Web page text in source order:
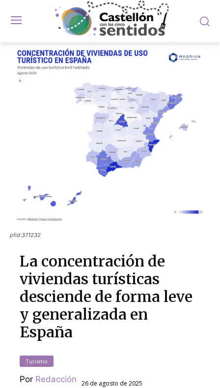
pfid:371232
La concentración de
viviendas turísticas
desciende de forma leve
y generalizada en
España
Turismo
Por Redacción 26 de agosto de 2025